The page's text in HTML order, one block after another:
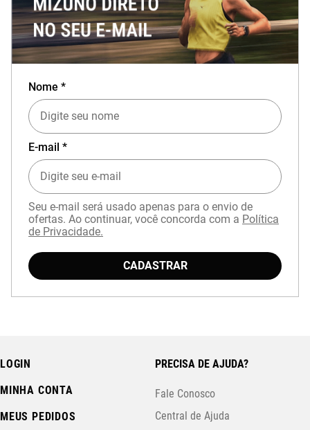
Nome *
E-mail *
Seu e-mail será usado apenas para o envio de
ofertas. Ao continuar, você concorda com a Política
de Privacidade.
CADASTRAR
LOGIN
MINHA CONTA
MEUS PEDIDOS
PRECISA DE AJUDA?
Fale Conosco
Central de Ajuda